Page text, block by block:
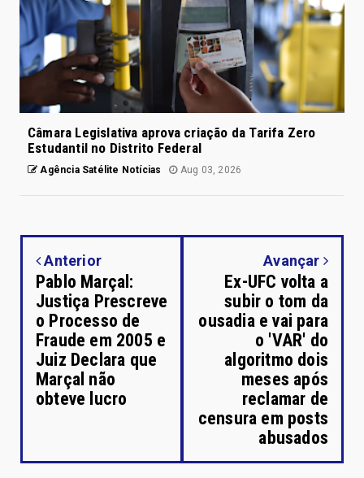
Câmara Legislativa aprova criação da Tarifa Zero
Estudantil no Distrito Federal
Agência Satélite Notícias Aug 03, 2026
Anterior
Pablo Marçal:
Justiça Prescreve
o Processo de
Fraude em 2005 e
Juiz Declara que
Marçal não
obteve lucro
Avançar
Ex-UFC volta a
subir o tom da
ousadia e vai para
o 'VAR' do
algoritmo dois
meses após
reclamar de
censura em posts
abusados